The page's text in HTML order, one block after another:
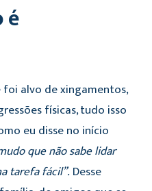
é
foi alvo de xingamentos,
físicas, tudo isso
eu disse no início
que não sabe lidar
tarefa fácil”.Desse